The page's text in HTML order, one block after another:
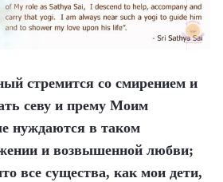
стремится со смирением и
севу и прему Моим
нуждаются в таком
и возвышенной любви;
все существа, как мои дети,